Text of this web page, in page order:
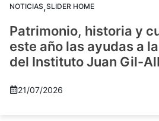
NOTICIAS,SLIDER HOME
Patrimonio, historia y
este año las ayudas a
del Instituto Juan Gil-
21/07/2026